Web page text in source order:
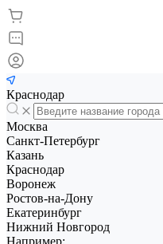
Краснодар
Москва
Санкт-Петербург
Казань
Краснодар
Воронеж
Ростов-на-Дону
Екатеринбург
Нижний Новгород
Например: